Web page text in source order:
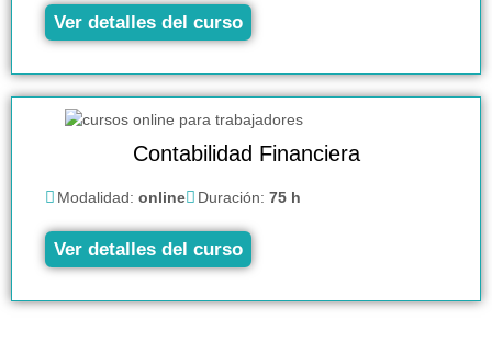
Ver detalles del curso
Contabilidad Financiera
Modalidad: online Duración: 75 h
Ver detalles del curso